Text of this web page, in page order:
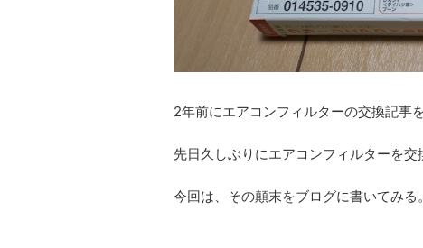
2年前にエアコンフィルターの交換記事
先日久しぶりにエアコンフィルターを交
今回は、その顛末をブログに書いてみる。